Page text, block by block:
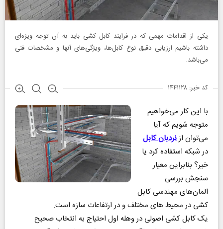
یکی از اقدامات مهمی که در فرایند کابل کشی باید به آن توجه ویژه‌ای
داشته باشیم ارزیابی دقیق نوع کابل‌ها، ویژگی‌های آنها و مشخصات فنی
می‌باشد.
کد خبر: ۱۴۴۱۱۲۸
با این کار می‌خواهیم
متوجه شویم که آیا
می‌توان ازنردبان کابل
در شبکه استفاده کرد یا
خیر؟ بنابراین معیار
سنجش بررسی
المان‌های مهندسی کابل
کشی در محیط های مختلف و در ارتفاعات سازه است.
یک کابل کشی اصولی در وهله اول احتیاج به انتخاب صحیح